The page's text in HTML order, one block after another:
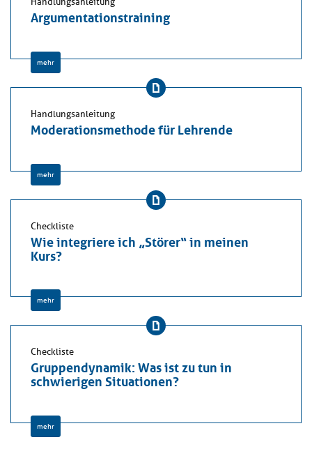
Argumentationstraining
mehr
Handlungsanleitung
Moderationsmethode für Lehrende
mehr
Checkliste
Wie integriere ich „Störer“ in meinen
Kurs?
mehr
Checkliste
Gruppendynamik: Was ist zu tun in
schwierigen Situationen?
mehr